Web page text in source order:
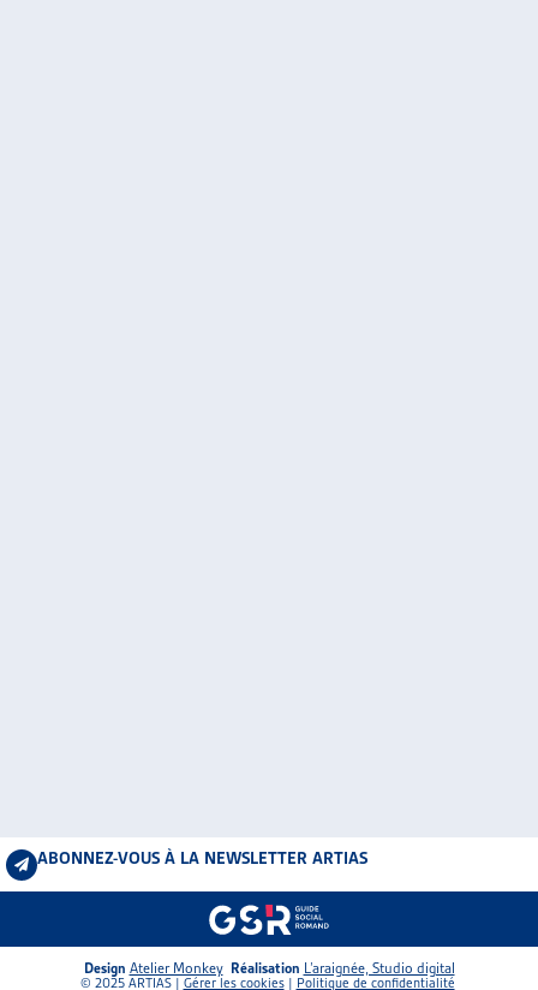
ABONNEZ-VOUS À LA NEWSLETTER ARTIAS
Design Atelier Monkey Réalisation L’araignée, Studio digital
© 2025 ARTIAS | Gérer les cookies| Politique de confidentialité